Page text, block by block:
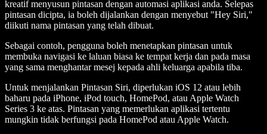
kreatif menyusun pintasan dengan automasi aplikasi anda. Selepas
pintasan dicipta, ia boleh dijalankan dengan menyebut "Hey Siri,"
diikuti nama pintasan yang telah dibuat.
Sebagai contoh, pengguna boleh menetapkan pintasan untuk
membuka navigasi ke laluan biasa ke tempat kerja dan pada masa
yang sama menghantar mesej kepada ahli keluarga apabila tiba.
Untuk menjalankan Pintasan Siri, diperlukan iOS 12 atau lebih
baharu pada iPhone, iPod touch, HomePod, atau Apple Watch
Series 3 ke atas. Pintasan yang memerlukan aplikasi tertentu
mungkin tidak berfungsi pada HomePod atau Apple Watch.